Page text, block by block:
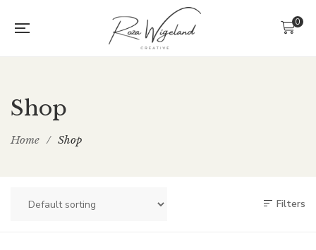
0
Shop
Home / Shop
Filters